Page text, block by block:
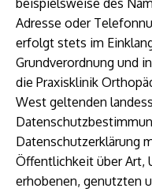
beispielsweise des
Adresse oder
erfolgt stets im
Grundverordnung und
die Praxisklinik
West geltenden
Datenschutzerklärung
Öffentlichkeit über Art,
erhobenen, genutzten